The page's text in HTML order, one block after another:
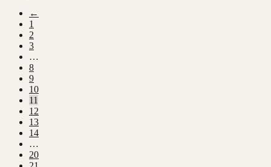
←
1
2
3
…
8
9
10
11
12
13
14
…
20